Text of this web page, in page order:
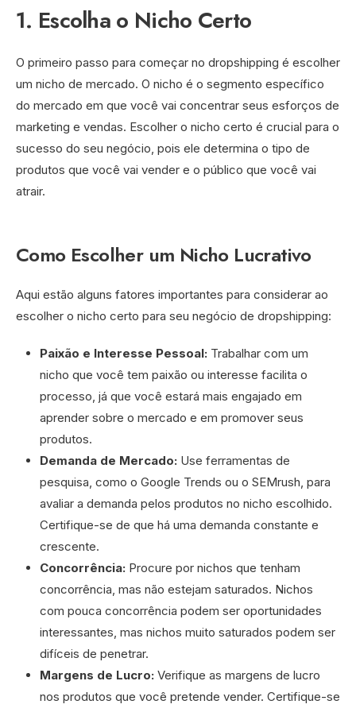
1. Escolha o Nicho Certo
O primeiro passo para começar no dropshipping é escolher
um nicho de mercado. O nicho é o segmento específico
do mercado em que você vai concentrar seus esforços de
marketing e vendas. Escolher o nicho certo é crucial para o
sucesso do seu negócio, pois ele determina o tipo de
produtos que você vai vender e o público que você vai
atrair.
Como Escolher um Nicho Lucrativo
Aqui estão alguns fatores importantes para considerar ao
escolher o nicho certo para seu negócio de dropshipping:
Paixão e Interesse Pessoal: Trabalhar com um
nicho que você tem paixão ou interesse facilita o
processo, já que você estará mais engajado em
aprender sobre o mercado e em promover seus
produtos.
Demanda de Mercado: Use ferramentas de
pesquisa, como o Google Trends ou o SEMrush, para
avaliar a demanda pelos produtos no nicho escolhido.
Certifique-se de que há uma demanda constante e
crescente.
Concorrência: Procure por nichos que tenham
concorrência, mas não estejam saturados. Nichos
com pouca concorrência podem ser oportunidades
interessantes, mas nichos muito saturados podem ser
difíceis de penetrar.
Margens de Lucro: Verifique as margens de lucro
nos produtos que você pretende vender. Certifique-se